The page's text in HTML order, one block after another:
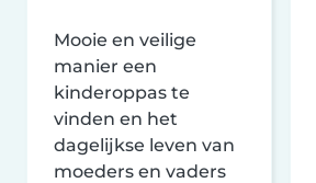
Mooie en veilige
manier een
kinderoppas te
vinden en het
dagelijkse leven van
moeders en vaders